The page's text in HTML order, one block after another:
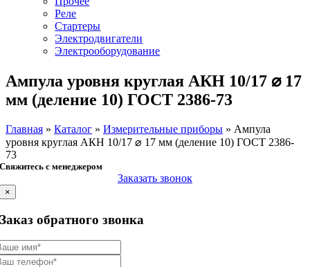
Реле
Стартеры
Электродвигатели
Электрооборудование
Ампула уровня круглая АКН 10/17 ⌀ 17
мм (деление 10) ГОСТ 2386-73
Главная » Каталог » Измерительные приборы » Ампула
уровня круглая АКН 10/17 ⌀ 17 мм (деление 10) ГОСТ 2386-
73
Свяжитесь с менеджером
Заказать звонок
×
Заказ обратного звонка